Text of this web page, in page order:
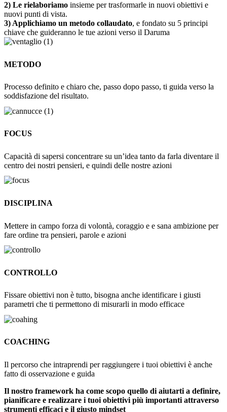
2) Le rielaboriamo insieme per trasformarle in nuovi obiettivi e
nuovi punti di vista.
3) Applichiamo un metodo collaudato, e fondato su 5 principi
chiave che guideranno le tue azioni verso il Daruma
METODO
Processo definito e chiaro che, passo dopo passo, ti guida verso la
soddisfazione del risultato.
FOCUS
Capacità di sapersi concentrare su un’idea tanto da farla diventare il
centro dei nostri pensieri, e quindi delle nostre azioni
DISCIPLINA
Mettere in campo forza di volontà, coraggio e e sana ambizione per
fare ordine tra pensieri, parole e azioni
CONTROLLO
Fissare obiettivi non è tutto, bisogna anche identificare i giusti
parametri che ti permettono di misurarli in modo efficace
COACHING
Il percorso che intraprendi per raggiungere i tuoi obiettivi è anche
fatto di osservazione e guida
Il nostro framework ha come scopo quello di aiutarti a definire,
pianificare e realizzare i tuoi obiettivi più importanti attraverso
strumenti efficaci e il giusto mindset